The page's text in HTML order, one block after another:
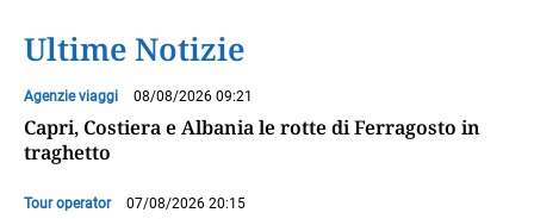
Ultime Notizie
Agenzie viaggi 08/08/2026 09:21
Capri, Costiera e Albania le rotte di Ferragosto in
traghetto
Tour operator 07/08/2026 20:15